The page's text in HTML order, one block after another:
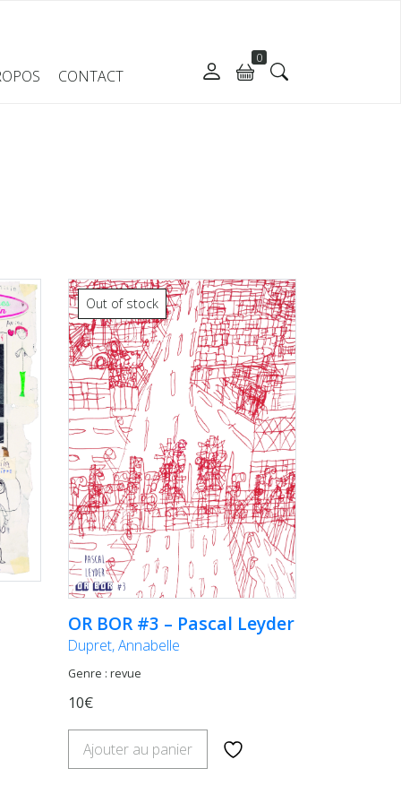
CONTACT
0
Out of stock
OR BOR #3 – Pascal Leyder
Dupret, Annabelle
Genre : revue
10€
Ajouter au panier